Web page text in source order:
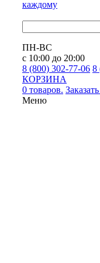
каждому
ПН-ВС
с 10:00 до 20:00
8 (800) 302-77-06 8
КОРЗИНА
0 товаров.
Меню